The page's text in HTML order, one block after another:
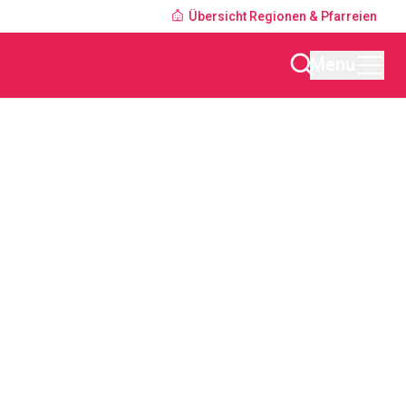
Übersicht Regionen & Pfarreien